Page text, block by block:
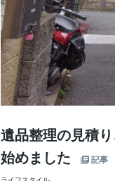
遺品整理の見積
始めました
記事